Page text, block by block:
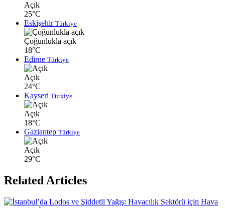
Açık
25°C
Eskişehir Türkiye
Çoğunlukla açık
18°C
Edirne Türkiye
Açık
24°C
Kayseri Türkiye
Açık
18°C
Gaziantep Türkiye
Açık
29°C
Related Articles